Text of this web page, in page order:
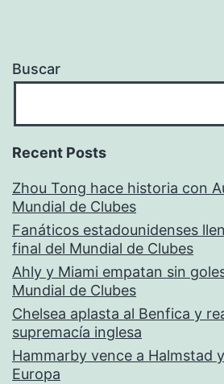
Buscar
Recent Posts
Zhou Tong hace historia con
Mundial de Clubes
Fanáticos estadounidenses
final del Mundial de Clubes
Ahly y Miami empatan sin
Mundial de Clubes
Chelsea aplasta al Benfica y
supremacía inglesa
Hammarby vence a Halmstad
Europa